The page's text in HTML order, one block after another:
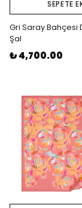
SEPETE
Gri Saray Bahçesi
Şal
₺ 4,700.00